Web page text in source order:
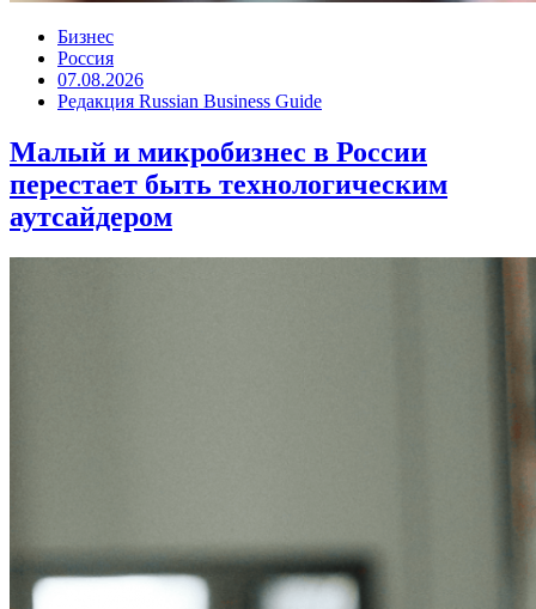
Бизнес
Россия
07.08.2026
Редакция Russian Business Guide
Малый и микробизнес в России
перестает быть технологическим
аутсайдером